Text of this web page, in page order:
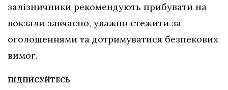
залізничники рекомендують прибувати на
вокзали завчасно, уважно стежити за
оголошеннями та дотримуватися безпекових
вимог.
ПІДПИСУЙТЕСЬ